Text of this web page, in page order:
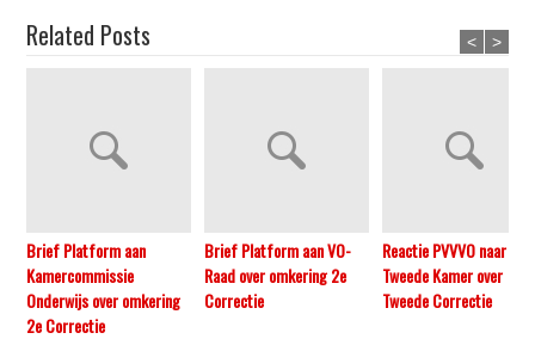
Related Posts
Brief Platform aan
Kamercommissie
Onderwijs over omkering
2e Correctie
Brief Platform aan VO-
Raad over omkering 2e
Correctie
Reactie PVVVO naar
Tweede Kamer over
Tweede Correctie
< >